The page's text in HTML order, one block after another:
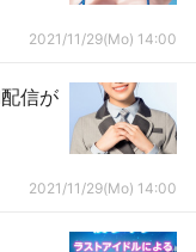
2021/11/29(Mo) 14:00
信が
2021/11/29(Mo) 14:00